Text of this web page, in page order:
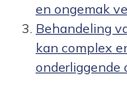
en ongemak
Behandeling
kan complex
onderliggende